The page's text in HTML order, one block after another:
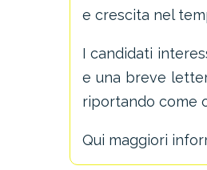
e crescita nel
I candidati
e una breve
riportando come
Qui maggiori